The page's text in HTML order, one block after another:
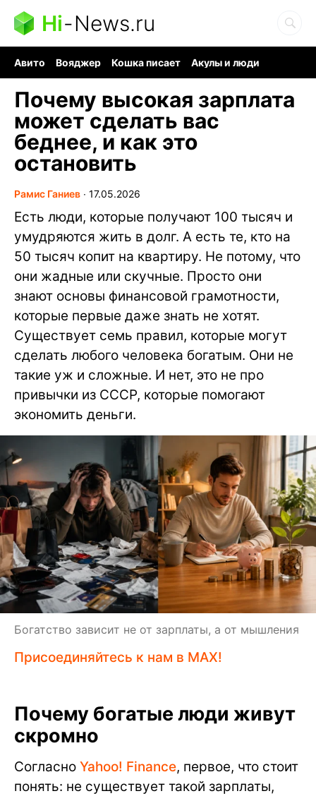
Hi-News.ru
Авито Вояджер Кошка писает
Акулы и люди
Почему высокая зарплата
может сделать вас
беднее, и как это
остановить
Рамис Ганиев ∙ 17.05.2026
Есть люди, которые получают 100 тысяч и
умудряются жить в долг. А есть те, кто на
50 тысяч копит на квартиру. Не потому, что
они жадные или скучные. Просто они
знают основы финансовой грамотности,
которые первые даже знать не хотят.
Существует семь правил, которые могут
сделать любого человека богатым. Они не
такие уж и сложные. И нет, это не про
привычки из СССР, которые помогают
экономить деньги.
Богатство зависит не от зарплаты, а от мышления
Присоединяйтесь к нам в MAX!
Почему богатые люди живут
скромно
Согласно Yahoo! Finance, первое, что стоит
понять: не существует такой зарплаты,